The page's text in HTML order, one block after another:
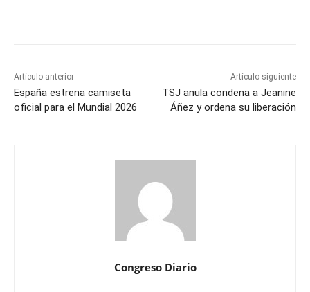
Artículo anterior
España estrena camiseta
oficial para el Mundial 2026
Artículo siguiente
TSJ anula condena a Jeanine
Áñez y ordena su liberación
Congreso Diario